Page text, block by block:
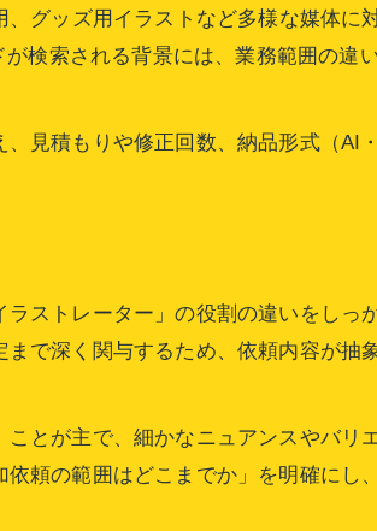
グッズ用イラストなど多様な媒体に
検索される背景には、業務範囲の違
見積もりや修正回数、納品形式（AI
ストレーター」の役割の違いをしっ
で深く関与するため、依頼内容が抽
とが主で、細かなニュアンスやバリ
頼の範囲はどこまでか」を明確にし